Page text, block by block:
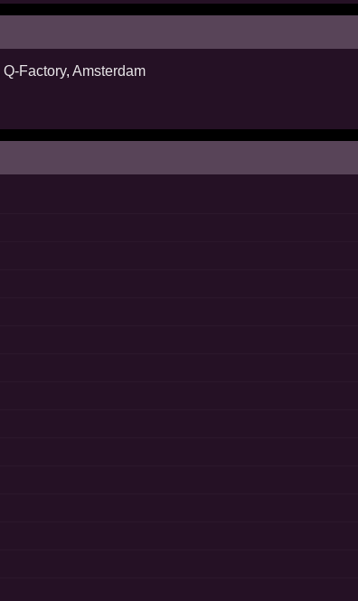
Q-Factory, Amsterdam